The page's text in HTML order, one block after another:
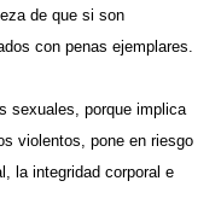
de que si son
con penas ejemplares.
sexuales, porque implica
violentos, pone en riesgo
la integridad corporal e